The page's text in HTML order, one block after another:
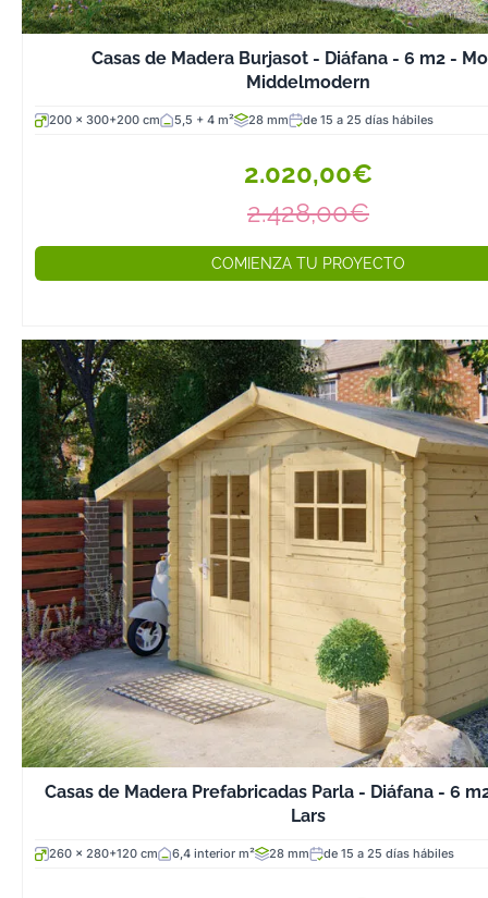
Casas de Madera Burjasot - Diáfana - 6 m2 -
Middelmodern
200 x 300+200 cm 5,5 + 4 m² 28 mm de 15 a 25 días hábiles
2.020,00€
2.428,00€
COMIENZA TU PROYECTO
Casas de Madera Prefabricadas Parla - Diáfana - 6
Lars
260 x 280+120 cm 6,4 interior m² 28 mm de 15 a 25 días hábiles